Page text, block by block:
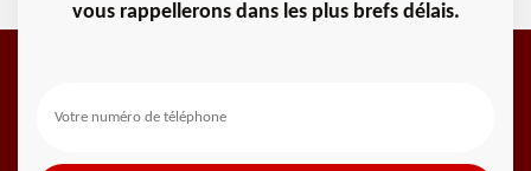
vous rappellerons dans les plus brefs délais.